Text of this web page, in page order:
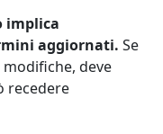
implica
aggiornati. Se
modifiche, deve
recedere